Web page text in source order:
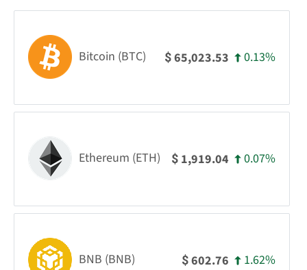
Bitcoin (BTC) $65,023.53 0.13%
Ethereum (ETH) $ 1,919.04 0.07%
BNB (BNB) $602.76 1.62%